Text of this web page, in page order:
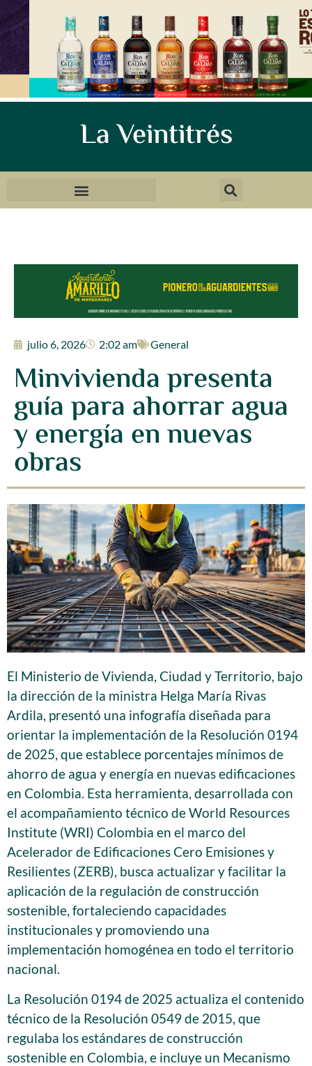
La Veintitrés
julio 6, 2026 2:02 am General
Minvivienda presenta
guía para ahorrar agua
y energía en nuevas
obras
El Ministerio de Vivienda, Ciudad y Territorio, bajo
la dirección de la ministra Helga María Rivas
Ardila, presentó una infografía diseñada para
orientar la implementación de la Resolución 0194
de 2025, que establece porcentajes mínimos de
ahorro de agua y energía en nuevas edificaciones
en Colombia. Esta herramienta, desarrollada con
el acompañamiento técnico de World Resources
Institute (WRI) Colombia en el marco del
Acelerador de Edificaciones Cero Emisiones y
Resilientes (ZERB), busca actualizar y facilitar la
aplicación de la regulación de construcción
sostenible, fortaleciendo capacidades
institucionales y promoviendo una
implementación homogénea en todo el territorio
nacional.
La Resolución 0194 de 2025 actualiza el contenido
técnico de la Resolución 0549 de 2015, que
regulaba los estándares de construcción
sostenible en Colombia, e incluye un Mecanismo